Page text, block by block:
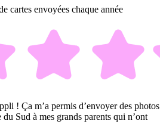
cartes envoyées chaque année
! Ça m’a permis d’envoyer des photos
Sud à mes grands parents qui n’ont